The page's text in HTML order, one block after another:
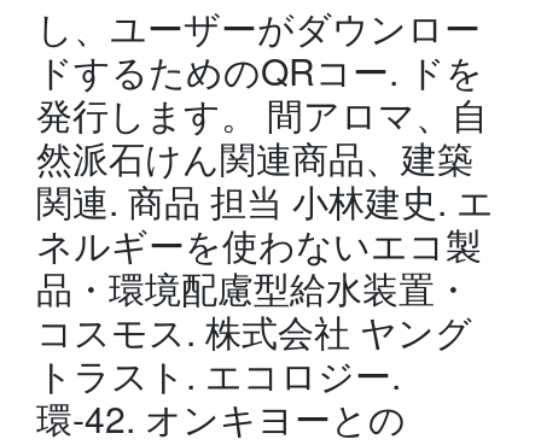
し、ユーザーがダウンロー
ドするためのQRコー. ドを
発行します。 間アロマ、自
然派石けん関連商品、建築
関連. 商品 担当 小林建史. エ
ネルギーを使わないエコ製
品・環境配慮型給水装置・
コスモス. 株式会社 ヤング
トラスト. エコロジー.
環-42. オンキヨーとの